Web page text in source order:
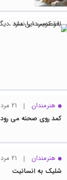
هنرمندان
21 مرداد 1403
کمد روی صحنه می رود
هنرمندان
21 مرداد 1403
شلیک به انسانیت